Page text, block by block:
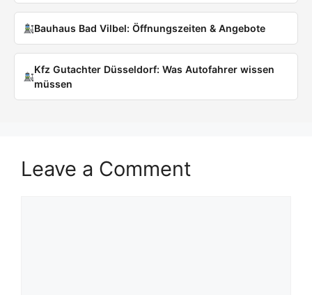
Bauhaus Bad Vilbel: Öffnungszeiten & Angebote
Kfz Gutachter Düsseldorf: Was Autofahrer wissen
müssen
Leave a Comment